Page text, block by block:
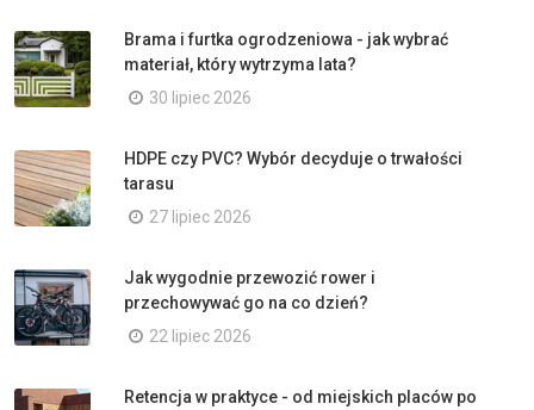
Brama i furtka ogrodzeniowa - jak wybrać
materiał, który wytrzyma lata?
30 lipiec 2026
HDPE czy PVC? Wybór decyduje o trwałości
tarasu
27 lipiec 2026
Jak wygodnie przewozić rower i
przechowywać go na co dzień?
22 lipiec 2026
Retencja w praktyce - od miejskich placów po